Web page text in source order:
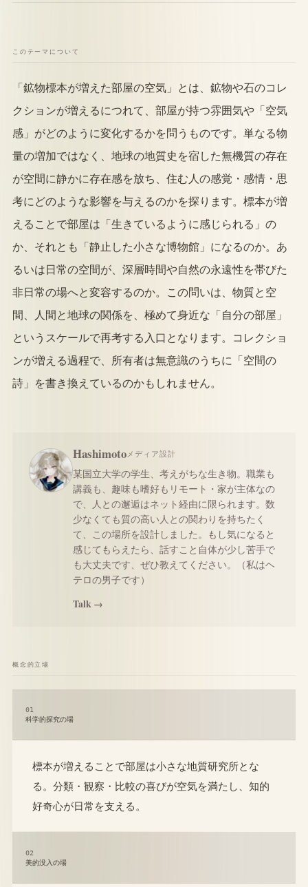
このテーマについて
「鉱物標本が増えた部屋の空気」とは、鉱物や石のコレ
クションが増えるにつれて、部屋が持つ雰囲気や「空気
感」がどのように変化するかを問うものです。単なる物
量の増加ではなく、地球の地質史を宿した無機質の存在
が空間に静かに存在感を放ち、住む人の感覚・感情・思
考にどのような影響を与えるのかを探ります。標本が増
えることで部屋は「生きているように感じられる」の
か、それとも「静止した小さな博物館」になるのか。あ
るいは日常の空間が、深層時間や自然の永遠性を帯びた
非日常の場へと変容するのか。この問いは、物質と空
間、人間と地球の関係を、極めて身近な「自分の部屋」
というスケールで再考する入口となります。コレクショ
ンが増える過程で、所有者は無意識のうちに「空間の
詩」を書き換えているのかもしれません。
Hashimotoメディア設計
某国立大学の学生、考えがちな生き物。職業も
講義も、趣味も嗜好もリモート・家が主体なの
で、人との邂逅はネット経由に限られます。数
少なくても質の高い人との関わりを持ちたく
て、この場所を設計しました。もし気になると
感じてもらえたら、話すこと自体が少し苦手で
も大丈夫です、ぜひ教えてください。（私はヘ
テロの男子です）
Talk →
概念的立場
01
科学的探究の場
標本が増えることで部屋は小さな地質研究所とな
る。分類・観察・比較の喜びが空気を満たし、知的
好奇心が日常を支える。
02
美的没入の場